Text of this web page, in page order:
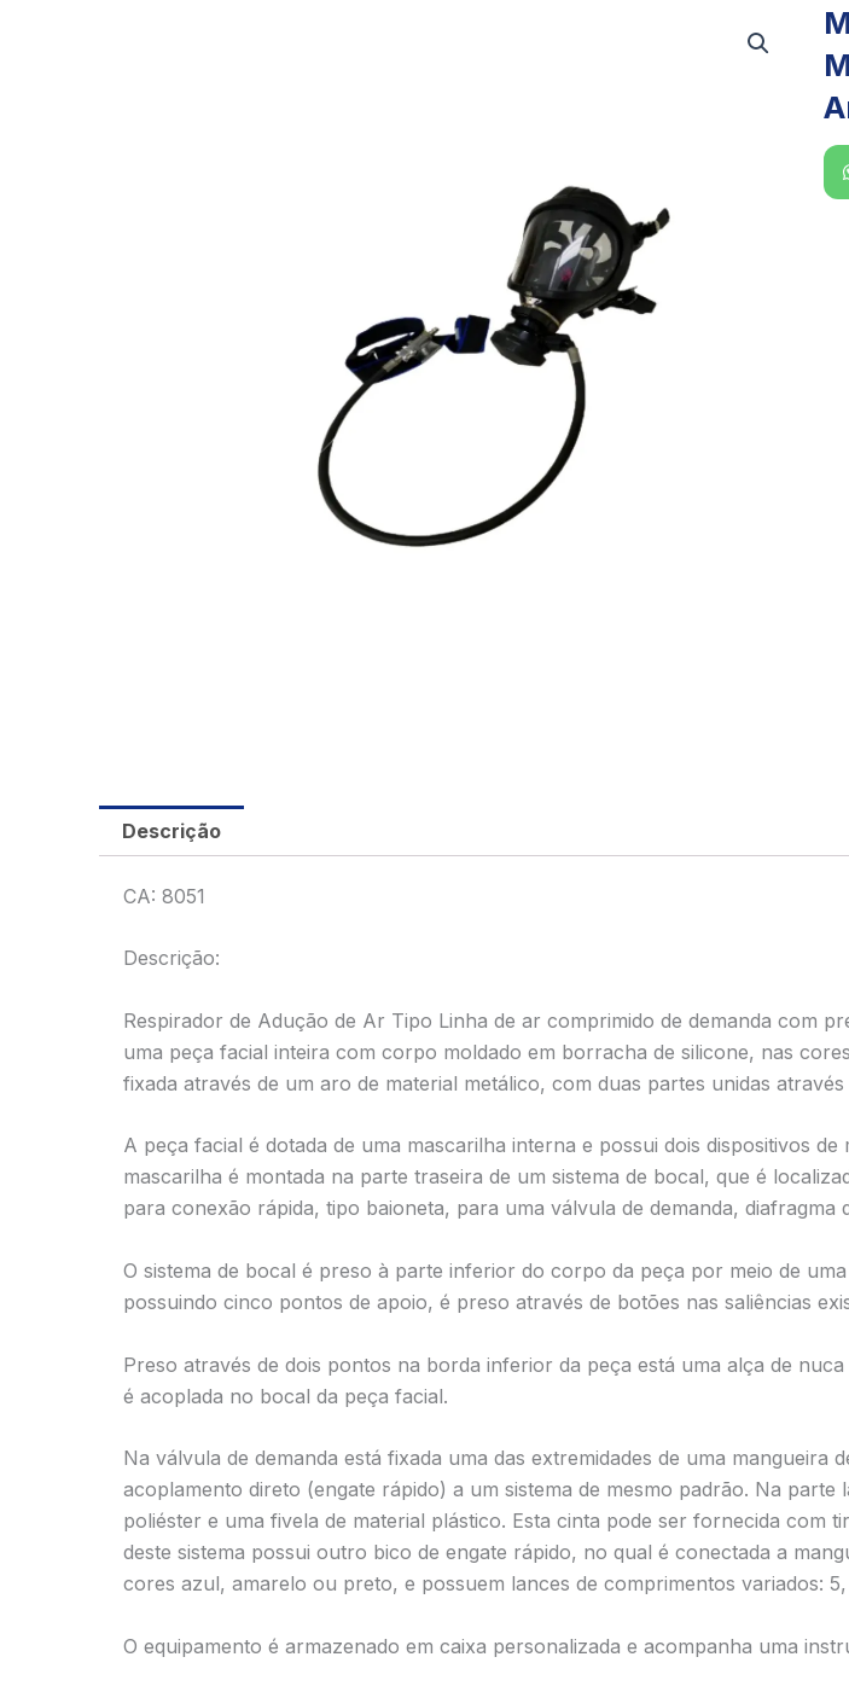
Descrição
CA: 8051
Descrição:
Respirador de Adução de Ar Tipo Linha de ar comprimido de demanda com
uma peça facial inteira com corpo moldado em borracha de silicone, nas
fixada através de um aro de material metálico, com duas partes unidas
A peça facial é dotada de uma mascarilha interna e possui dois dispositivos
mascarilha é montada na parte traseira de um sistema de bocal, que é
para conexão rápida, tipo baioneta, para uma válvula de demanda,
O sistema de bocal é preso à parte inferior do corpo da peça por meio de
possuindo cinco pontos de apoio, é preso através de botões nas saliências
Preso através de dois pontos na borda inferior da peça está uma alça de
é acoplada no bocal da peça facial.
Na válvula de demanda está fixada uma das extremidades de uma
acoplamento direto (engate rápido) a um sistema de mesmo padrão. Na
poliéster e uma fivela de material plástico. Esta cinta pode ser fornecida com
deste sistema possui outro bico de engate rápido, no qual é conectada a
cores azul, amarelo ou preto, e possuem lances de comprimentos variados: 5,
O equipamento é armazenado em caixa personalizada e acompanha uma